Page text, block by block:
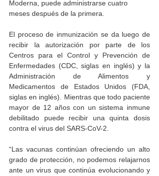
Moderna, puede administrarse cuatro
meses después de la primera.
El proceso de inmunización se da luego de
recibir la autorización por parte de los
Centros para el Control y Prevención de
Enfermedades (CDC, siglas en inglés) y la
Administración de Alimentos y
Medicamentos de Estados Unidos (FDA,
siglas en inglés). Mientras que todo paciente
mayor de 12 años con un sistema inmune
debilitado puede recibir una quinta dosis
contra el virus del SARS-CoV-2.
“Las vacunas continúan ofreciendo un alto
grado de protección, no podemos relajarnos
ante un virus que continúa evolucionando y